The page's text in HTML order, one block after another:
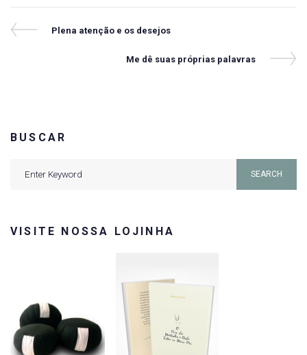
Navegação
Previous
Plena atenção e os desejos
Next
Me dê suas próprias palavras
BUSCAR
SEARCH
VISITE NOSSA LOJINHA